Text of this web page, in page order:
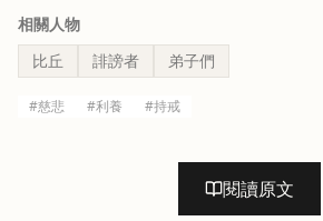
相關人物
比丘
誹謗者 弟子們
#慈悲 #利養 #持戒
閱讀原文